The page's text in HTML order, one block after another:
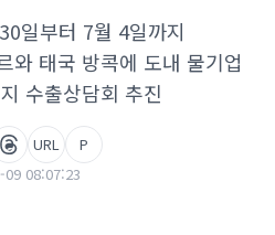
일부터 7월 4일까지
와 태국 방콕에 도내 물기업
수출상담회 추진
09 08:07:23
URL P